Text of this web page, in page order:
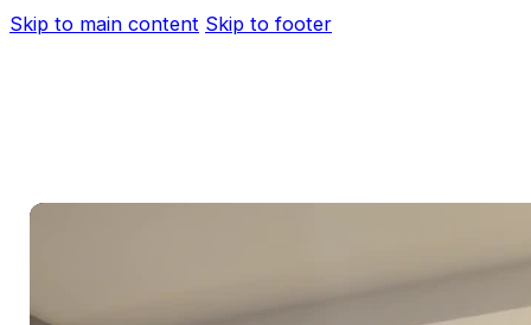
Skip to main content Skip to footer